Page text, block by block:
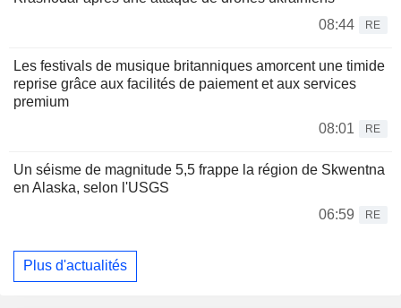
08:44
RE
Les festivals de musique britanniques amorcent une timide
reprise grâce aux facilités de paiement et aux services
premium
08:01
RE
Un séisme de magnitude 5,5 frappe la région de Skwentna
en Alaska, selon l'USGS
06:59
RE
Plus d'actualités